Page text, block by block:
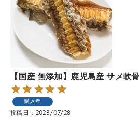
【国産 無添加】鹿児島産 サメ軟骨
購入者
投稿日 2023/07/28